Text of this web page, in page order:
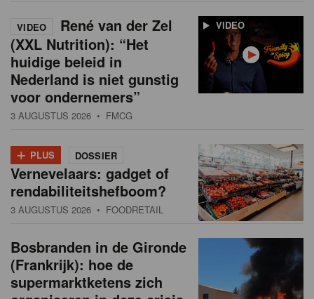
VIDEO
VIDEO
René van der Zel
(XXL Nutrition): “Het
huidige beleid in
Nederland is niet gunstig
voor ondernemers”
3 AUGUSTUS 2026 • FMCG
+ PLUS DOSSIER
Vernevelaars: gadget of
rendabiliteitshefboom?
3 AUGUSTUS 2026 • FOODRETAIL
Bosbranden in de Gironde
(Frankrijk): hoe de
supermarktketens zich